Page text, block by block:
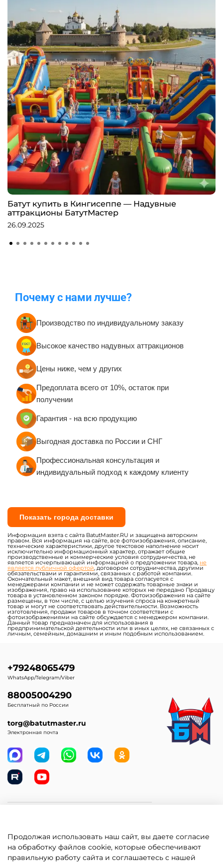
Батут купить в Кингисеппе — Надувные
аттракционы БатутМастер
26.09.2025
Почему с нами лучше?
Производство по индивидуальному заказу
Высокое качество надувных аттракционов
Цены ниже, чем у других
Предоплата всего от 10%, остаток при
получении
Гарантия - на всю продукцию
Выгодная доставка по России и СНГ
Профессиональная консультация и
индивидуальный подход к каждому клиенту
Показать города доставки
Информация взята с сайта BatutMaster.RU и защищена авторским
правом. Вся информация на сайте, все фотоизображения, описание,
технические характеристики, другое текстовое наполнение носит
исключительно информационный характер, отражает общие
производственные и коммерческие условия сотрудничества, не
является исчерпывающей информацией о предложении товара, не
является публичной офертой, договором сотрудничества, другими
обязательствами и гарантиями, связанных с работой компании.
Окончательный макет, внешний вид товара согласуется с
менеджерами компании и не может содержать товарные знаки и
изображения, право на использование которых не передано Продавцу
товара в установленном законом порядке. Фотоизображения на сайте
размещены, в том числе, с целью изучения спроса на конкретный
товар и могут не соответствовать действительности. Возможность
изготовления, продажи товаров в точном соответствии с
фотоизображениями на сайте обсуждается с менеджером компании.
Данный товар предназначен для использования в
предпринимательской деятельности или в иных целях, не связанных с
личным, семейным, домашним и иным подобным использованием.
Клиентам
+79248065479
WhatsApp/Telegram/Viber
88005004290
Бесплатный по России
torg@batutmaster.ru
Электронная почта
Продолжая использовать наш сайт, вы даете согласие
на обработку файлов cookie, которые обеспечивают
правильную работу сайта и соглашаетесь с нашей